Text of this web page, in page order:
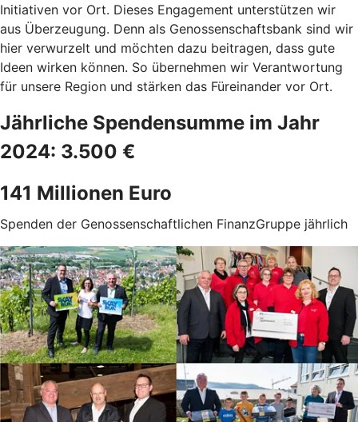
Initiativen vor Ort. Dieses Engagement unterstützen wir
aus Überzeugung. Denn als Genossenschaftsbank sind wir
hier verwurzelt und möchten dazu beitragen, dass gute
Ideen wirken können. So übernehmen wir Verantwortung
für unsere Region und stärken das Füreinander vor Ort.
Jährliche Spendensumme im Jahr
2024: 3.500 €
141 Millionen Euro
Spenden der Genossenschaftlichen FinanzGruppe jährlich